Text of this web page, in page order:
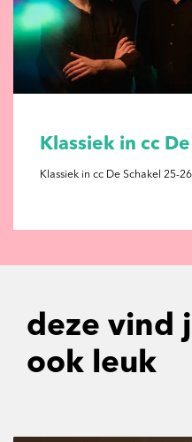
Klassiek in cc
Klassiek in cc De Schakel 25-26
deze vind
ook leuk